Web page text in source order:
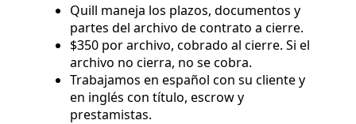
Quill maneja los plazos, documentos y
partes del archivo de contrato a cierre.
$350 por archivo, cobrado al cierre. Si el
archivo no cierra, no se cobra.
Trabajamos en español con su cliente y
en inglés con título, escrow y
prestamistas.